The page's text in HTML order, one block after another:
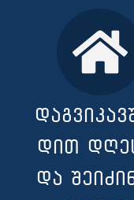
დით
და